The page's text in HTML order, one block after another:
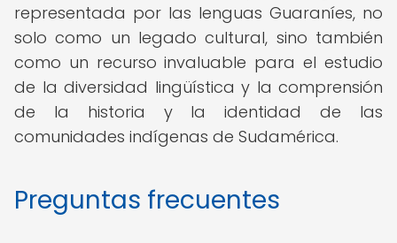
representada por las lenguas Guaraníes, no
solo como un legado cultural, sino también
como un recurso invaluable para el estudio
de la diversidad lingüística y la comprensión
de la historia y la identidad de las
comunidades indígenas de Sudamérica.
Preguntas frecuentes